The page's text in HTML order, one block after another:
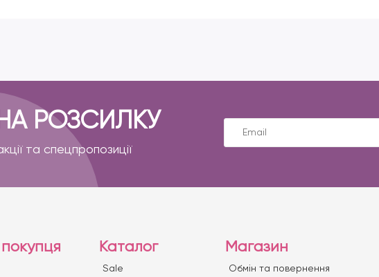
РОЗСИЛКУ
та спецпропозиції
Каталог
Sale
Магазин
Обмін та повернення